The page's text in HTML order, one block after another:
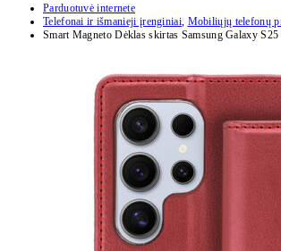
Parduotuvė internete
Telefonai ir išmanieji įrenginiai, Mobiliųjų telefonų
Smart Magneto Dėklas skirtas Samsung Galaxy